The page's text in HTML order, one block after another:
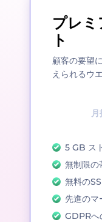
プレ
ト
顧客の要望
えられるウ
5 GB ス
無制限の
無料の
先進のマ
GDPRへ